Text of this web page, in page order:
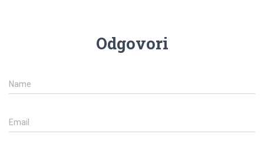
Odgovori
Name
Email